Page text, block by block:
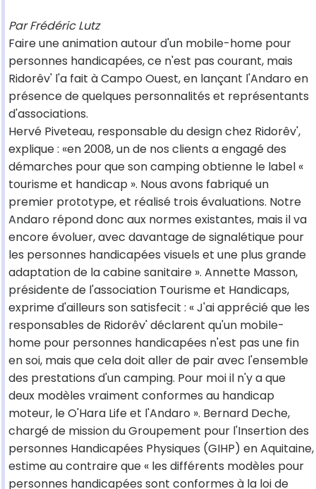
Par Frédéric Lutz
Faire une animation autour d'un mobile-home pour
personnes handicapées, ce n'est pas courant, mais
Ridorêv' l'a fait à Campo Ouest, en lançant l'Andaro en
présence de quelques personnalités et représentants
d'associations.
Hervé Piveteau, responsable du design chez Ridorêv',
explique : «en 2008, un de nos clients a engagé des
démarches pour que son camping obtienne le label «
tourisme et handicap ». Nous avons fabriqué un
premier prototype, et réalisé trois évaluations. Notre
Andaro répond donc aux normes existantes, mais il va
encore évoluer, avec davantage de signalétique pour
les personnes handicapées visuels et une plus grande
adaptation de la cabine sanitaire ». Annette Masson,
présidente de l'association Tourisme et Handicaps,
exprime d'ailleurs son satisfecit : « J'ai apprécié que les
responsables de Ridorêv' déclarent qu'un mobile-
home pour personnes handicapées n'est pas une fin
en soi, mais que cela doit aller de pair avec l'ensemble
des prestations d'un camping. Pour moi il n'y a que
deux modèles vraiment conformes au handicap
moteur, le O'Hara Life et l'Andaro ». Bernard Deche,
chargé de mission du Groupement pour l'Insertion des
personnes Handicapées Physiques (GIHP) en Aquitaine,
estime au contraire que « les différents modèles pour
personnes handicapées sont conformes à la loi de